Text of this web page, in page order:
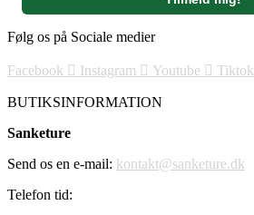
Følg os på Sociale medier
Facebook Instagram Youtube Tiktok
BUTIKSINFORMATION
Sanketure
Send os en e-mail: kontakt@sanketure.dk
Telefon tid: